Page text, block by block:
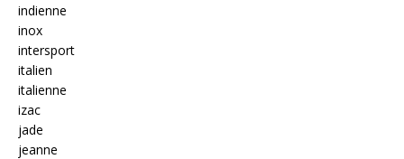
indienne
inox
intersport
italien
italienne
izac
jade
jeanne